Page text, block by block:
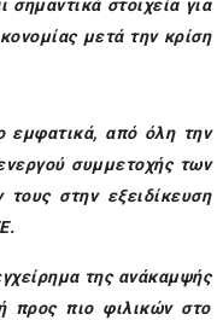
σημαντικά στοιχεία για
μετά την κρίση
εμφατικά, από όλη την
συμμετοχής των
στην εξειδίκευση
της ανάκαμψής
προς πιο φιλικών στο